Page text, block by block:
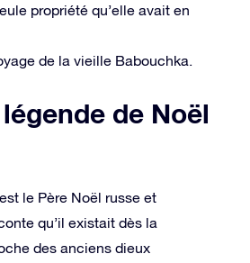
propriété qu’elle avait en
de la vieille Babouchka.
de Noël
le Père Noël russe et
qu’il existait dès la
des anciens dieux